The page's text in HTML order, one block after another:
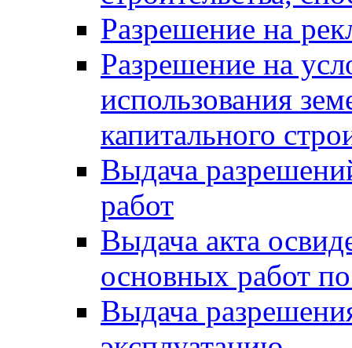
Разрешение на
Разрешение на
использования
капитального
Выдача
работ
Выдача акта
основных работ
Выдача